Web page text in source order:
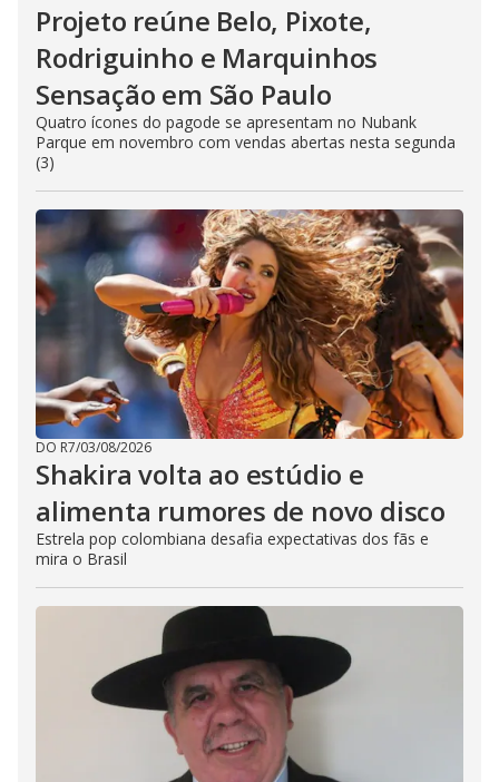
Projeto reúne Belo, Pixote,
Rodriguinho e Marquinhos
Sensação em São Paulo
Quatro ícones do pagode se apresentam no Nubank
Parque em novembro com vendas abertas nesta segunda
(3)
DO R7/03/08/2026
Shakira volta ao estúdio e
alimenta rumores de novo disco
Estrela pop colombiana desafia expectativas dos fãs e
mira o Brasil